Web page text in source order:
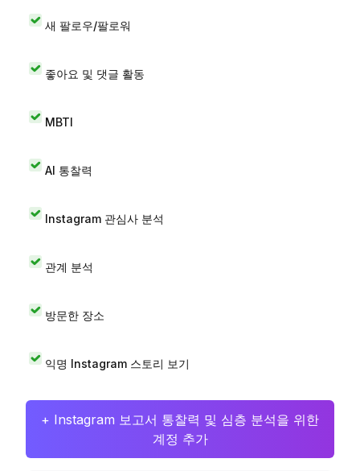
새 팔로우/팔로워
좋아요 및 댓글 활동
MBTI
AI 통찰력
Instagram 관심사 분석
관계 분석
방문한 장소
익명 Instagram 스토리 보기
+ Instagram 보고서 통찰력 및 심층 분석을 위한
계정 추가